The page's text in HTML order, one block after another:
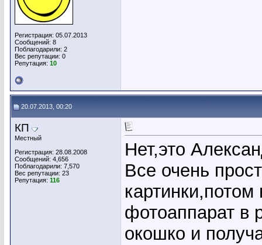
Регистрация: 05.07.2013
Сообщений: 8
Поблагодарили: 2
Вес репутации: 0
Репутация: 10
20.07.2013, 00:20
КП
Местный
Регистрация: 28.08.2008
Сообщений: 4,656
Поблагодарили: 7,570
Вес репутации: 23
Репутация: 116
Нет,это
Все очень
картинки,потом
фотоаппарат в
окошко и